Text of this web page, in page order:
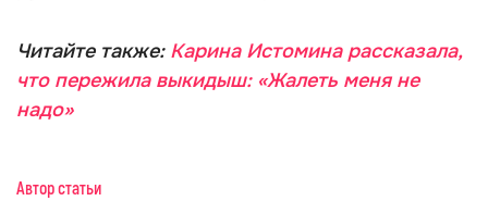
Читайте также:Карина Истомина рассказала,
что пережила выкидыш: «Жалеть меня не
надо»
Автор статьи